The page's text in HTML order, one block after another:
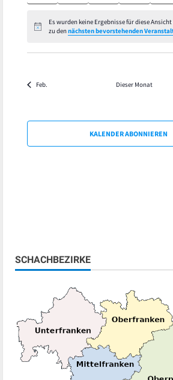
Hinweis
Es wurden keine Ergebnisse für diese
zu dennächsten bevorstehenden
Feb. Dieser Monat
KALENDER ABONNIEREN
SCHACHBEZIRKE